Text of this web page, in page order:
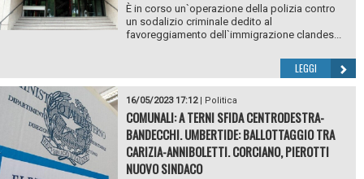
È in corso un`operazione della polizia contro
un sodalizio criminale dedito al
favoreggiamento dell`immigrazione clandes...
LEGGI
16/05/2023 17:12| Politica
COMUNALI: A TERNI SFIDA CENTRODESTRA-
BANDECCHI. UMBERTIDE: BALLOTTAGGIO TRA
CARIZIA-ANNIBOLETTI. CORCIANO, PIEROTTI
NUOVO SINDACO